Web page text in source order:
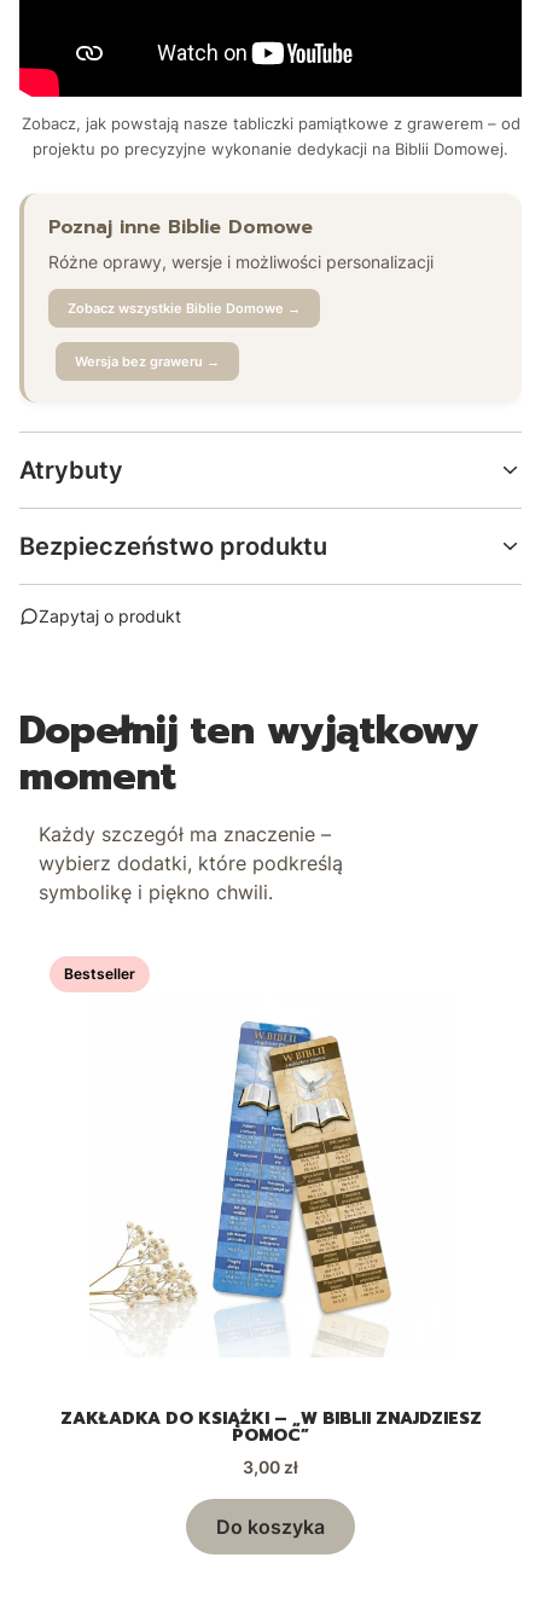
Zobacz, jak powstają nasze tabliczki pamiątkowe z grawerem – od
projektu po precyzyjne wykonanie dedykacji na Biblii Domowej.
Poznaj inne Biblie Domowe
Różne oprawy, wersje i możliwości personalizacji
Zobacz wszystkie Biblie Domowe →
Wersja bez graweru →
Atrybuty
Bezpieczeństwo produktu
Zapytaj o produkt
Dopełnij ten wyjątkowy
moment
Każdy szczegół ma znaczenie –
wybierz dodatki, które podkreślą
symbolikę i piękno chwili.
Bestseller
ZAKŁADKA DO KSIĄŻKI – „W BIBLII ZNAJDZIESZ
POMOC”
Cena
3,00 zł
Do koszyka